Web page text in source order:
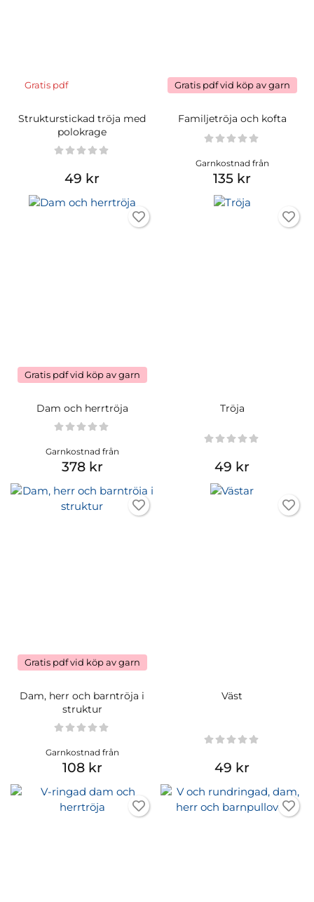
Gratis pdf
Strukturstickad tröja med
polokrage
49 kr
Gratis pdf vid köp av garn
Familjetröja och kofta
Garnkostnad från
135 kr
Gratis pdf vid köp av garn
Dam och herrtröja
Garnkostnad från
378 kr
Tröja
49 kr
Gratis pdf vid köp av garn
Dam, herr och barntröja i
struktur
Garnkostnad från
108 kr
Väst
49 kr